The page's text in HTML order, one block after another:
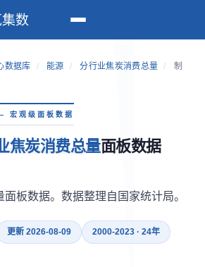
数
数据库 / 能源 / 分行业焦炭消费总量 /
制
观级面板数据
焦炭消费总量面板数据
板数据。数据整理自国家统计局。
更新 2026-08-09 2000-2023 · 24年